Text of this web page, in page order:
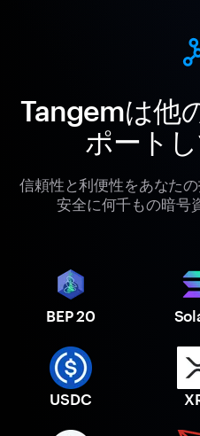
Tangemは他
ポート
信頼性と利便性をあなた
安全に何千もの暗号
BEP 20
USDC